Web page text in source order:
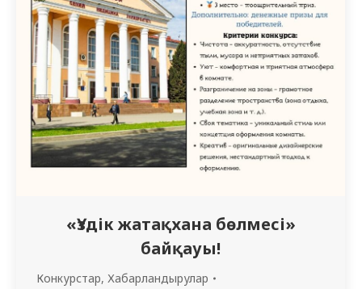
«Үздік жатақхана бөлмесі»
байқауы!
Конкурстар, Хабарландырулар